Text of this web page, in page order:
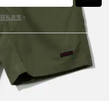
隱私政策 。